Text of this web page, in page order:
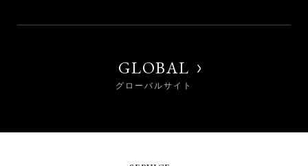
GLOBAL
グローバルサイト